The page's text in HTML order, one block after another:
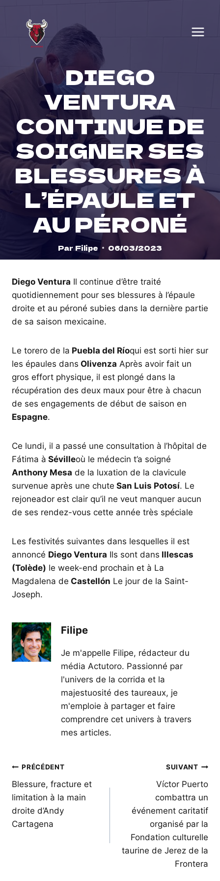
content
DIEGO
VENTURA
CONTINUE DE
SOIGNER SES
BLESSURES À
L’ÉPAULE ET
AU PÉRONÉ
ParFilipe 06/03/2023
Diego Ventura Il continue d’être traité
quotidiennement pour ses blessures à l’épaule
droite et au péroné subies dans la dernière partie
de sa saison mexicaine.
Le torero de la Puebla del Ríoqui est sorti hier sur
les épaules dans Olivenza Après avoir fait un
gros effort physique, il est plongé dans la
récupération des deux maux pour être à chacun
de ses engagements de début de saison en
Espagne.
Ce lundi, il a passé une consultation à l’hôpital de
Fátima à Sévilleoù le médecin t’a soigné
Anthony Mesa de la luxation de la clavicule
survenue après une chute San Luis Potosí. Le
rejoneador est clair qu’il ne veut manquer aucun
de ses rendez-vous cette année très spéciale
Les festivités suivantes dans lesquelles il est
annoncé Diego Ventura Ils sont dans Illescas
(Tolède) le week-end prochain et à La
Magdalena de Castellón Le jour de la Saint-
Joseph.
Filipe
Je m'appelle Filipe, rédacteur du
média Actutoro. Passionné par
l'univers de la corrida et la
majestuosité des taureaux, je
m'emploie à partager et faire
comprendre cet univers à travers
mes articles.
Navigation
de
l’article
PRÉCÉDENT
Blessure, fracture et
limitation à la main
droite d’Andy
Cartagena
SUIVANT
Víctor Puerto
combattra un
événement caritatif
organisé par la
Fondation culturelle
taurine de Jerez de la
Frontera